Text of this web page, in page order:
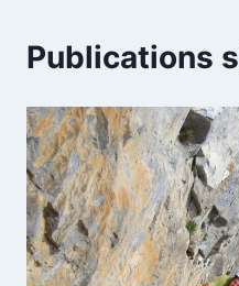
Publications